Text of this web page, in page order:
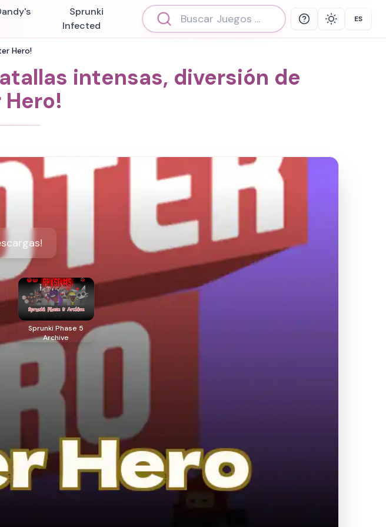
Sprunki
Infected
Help Theme Select
ES
Hero!
intensas, diversión de
Sprunki Phase 5
Archive